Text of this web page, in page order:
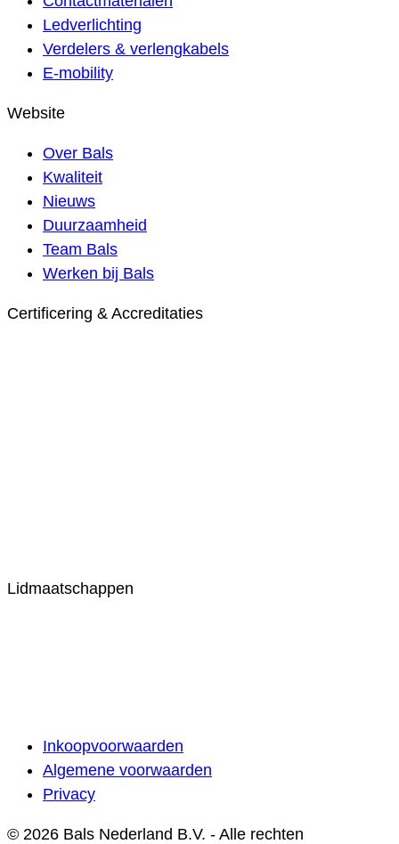
Ledverlichting
Verdelers & verlengkabels
E-mobility
Website
Over Bals
Kwaliteit
Nieuws
Duurzaamheid
Team Bals
Werken bij Bals
Certificering & Accreditaties
Lidmaatschappen
Inkoopvoorwaarden
Algemene voorwaarden
Privacy
© 2026 Bals Nederland B.V. - Alle rechten